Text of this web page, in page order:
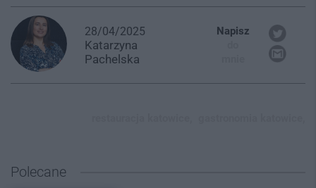
28/04/2025
Katarzyna
Pachelska
Napisz
Polecane